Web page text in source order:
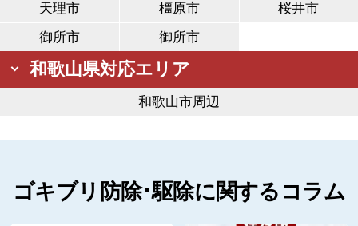
天理市
橿原市
桜井市
御所市
御所市
和歌山県対応エリア
和歌山市周辺
ゴキブリ防除･駆除に関するコラム